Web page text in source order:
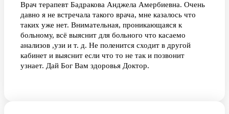
Врач терапевт Бадракова Анджела Амербиевна. Очень
давно я не встречала такого врача, мне казалось что
таких уже нет. Внимательная, проникающаяся к
больному, всё выяснит для больного что касаемо
анализов ,узи и т. д. Не поленится сходит в другой
кабинет и выяснит если что то не так и позвонит
узнает. Дай Бог Вам здоровья Доктор.